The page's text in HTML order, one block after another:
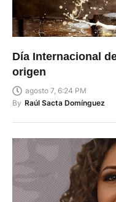
Día Internacional
origen
agosto 7, 6:24 PM
By Raúl Sacta Domínguez